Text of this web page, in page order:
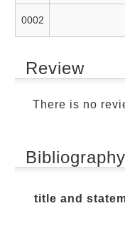
0002
Review
There is no
title and